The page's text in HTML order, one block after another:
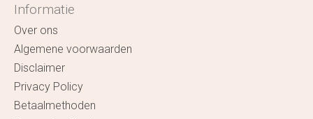
Informatie
Over ons
Algemene voorwaarden
Disclaimer
Privacy Policy
Betaalmethoden